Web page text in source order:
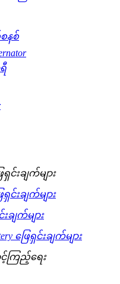
နစ်
ရှင်းချက်များ
င်းချက်များ
ချက်များ
ဖြေရှင်းချက်များ
င့်ကြည့်ရေး